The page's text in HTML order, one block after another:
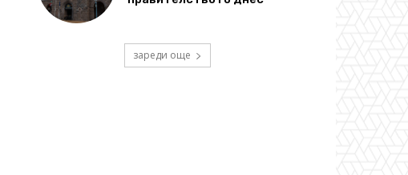
зареди още